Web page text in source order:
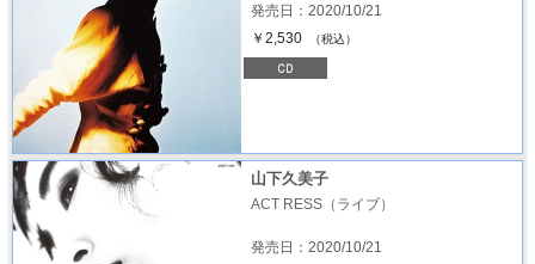
発売日：2020/10/21
￥2,530
（税込）
山下久美子
ACT RESS（ライブ）
発売日：2020/10/21